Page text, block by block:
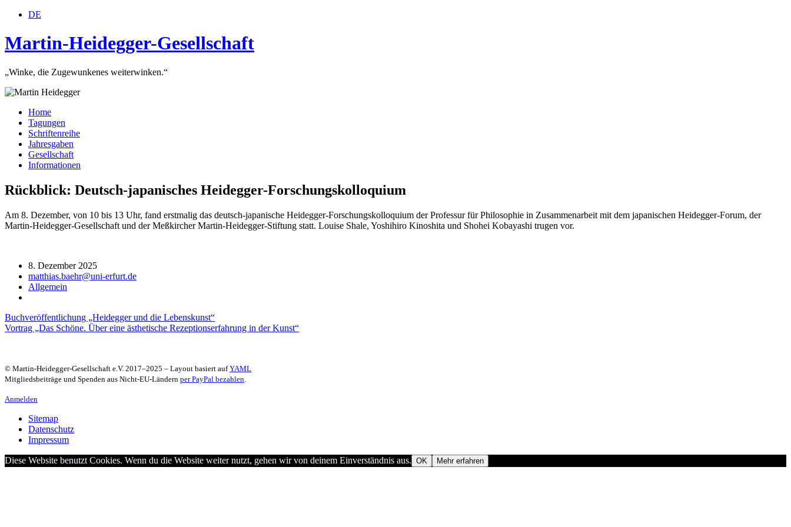
DE
Martin-Heidegger-Gesellschaft
„Winke, die Zugewunkenes weiterwinken.“
Home
Tagungen
Schriftenreihe
Jahresgaben
Gesellschaft
Informationen
Rückblick: Deutsch-japanisches Heidegger-Forschungskolloquium
Am 8. Dezember, von 10 bis 13 Uhr, fand erstmalig das deutsch-japanische Heidegger-Forschungskolloquium der Professur für Philosophie in Zusammenarbeit mit dem japanischen Heidegger-Forum, der
Martin-Heidegger-Gesellschaft und der Meßkircher Martin-Heidegger-Stiftung statt. Louise Shale, Yoshihiro Kinoshita und Shohei Kobayashi trugen vor.
8. Dezember 2025
matthias.baehr@uni-erfurt.de
Allgemein
Beitragsnavigation
Buchveröffentlichung „Heidegger und die Lebenskunst“
Vortrag „Das Schöne. Über eine ästhetische Rezeptionserfahrung in der Kunst“
© Martin-Heidegger-Gesellschaft e.V. 2017–2025 – Layout basiert aufYAML
Mitgliedsbeiträge und Spenden aus Nicht-EU-Ländern per PayPal bezahlen
Anmelden
Sitemap
Datenschutz
Impressum
Diese Website benutzt Cookies. Wenn du die Website weiter nutzt, gehen wir von deinem Einverständnis aus. OK Mehr erfahren